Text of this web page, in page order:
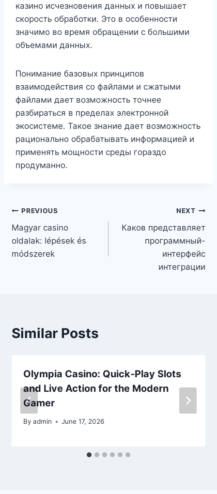
казино исчезновения данных и повышает
скорость обработки. Это в особенности
значимо во время обращении с большими
объемами данных.
Понимание базовых принципов
взаимодействия со файлами и сжатыми
файлами дает возможность точнее
разбираться в пределах электронной
экосистеме. Такое знание дает возможность
рационально обрабатывать информацией и
применять мощности среды гораздо
продуманно.
PREVIOUS
Magyar casino
oldalak: lépések és
módszerek
NEXT
Каков представляет
программный-
интерфейс
интеграции
Similar Posts
Olympia Casino: Quick‑Play Slots
and Live Action for the Modern
Gamer
By admin June 17, 2026